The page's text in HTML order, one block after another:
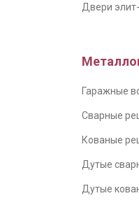
Двери
Гаражные
Сварные
Кованые
Дутые
Дутые